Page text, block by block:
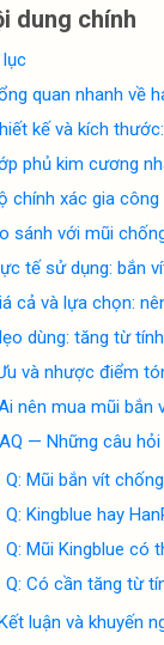
dung chính
quan nhanh về
kế và kích
phủ kim cương
chính xác gia
sánh với mũi
tế sử dụng: bắn
cả và lựa chọn:
dùng: tăng từ
và nhược điểm
nên mua mũi bắn
— Những câu
Q: Mũi bắn vít
Q: Kingblue hay
Q: Mũi Kingblue có
Q: Có cần tăng từ
luận và khuyến